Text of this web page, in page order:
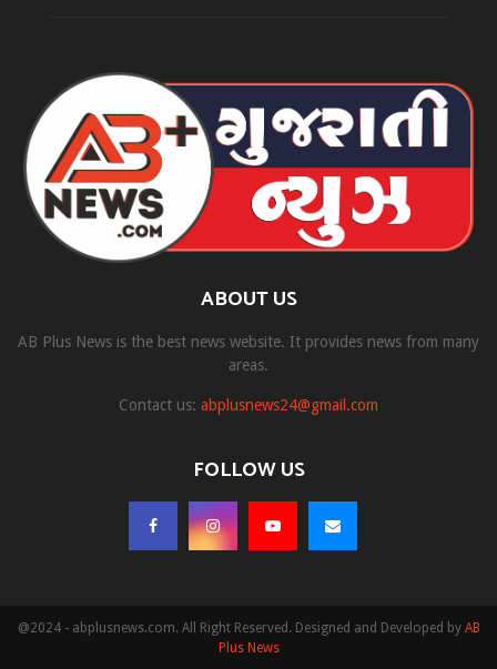
ABOUT US
AB Plus News is the best news website. It provides news from many
areas.
Contact us: abplusnews24@gmail.com
FOLLOW US
@2024 - abplusnews.com. All Right Reserved. Designed and Developed by AB
Plus News